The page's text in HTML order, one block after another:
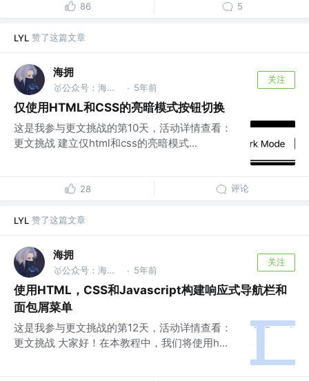
86 5
LYL 赞了这篇文章
海拥
🥇公众号：海拥 | 水系全栈🥈 · 5年前
关注
仅使用HTML和CSS的亮暗模式按钮切换
这是我参与更文挑战的第10天，活动详情查看：
更文挑战 建立仅html和css的亮暗模式...
28 评论
LYL 赞了这篇文章
海拥
🥇公众号：海拥 | 水系全栈🥈 · 5年前
关注
使用HTML，CSS和Javascript构建响应式导航栏和
面包屑菜单
这是我参与更文挑战的第12天，活动详情查看：
更文挑战 大家好！在本教程中，我们将使用h...